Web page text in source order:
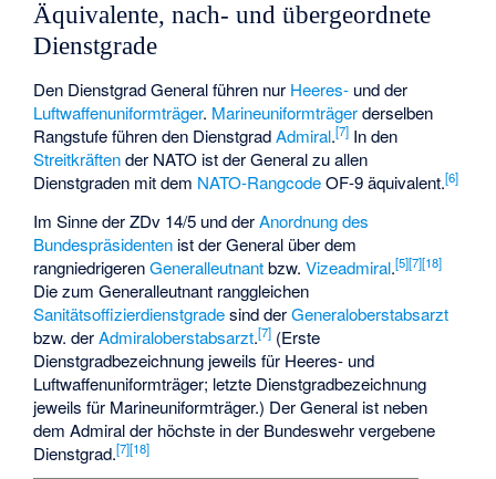
Äquivalente, nach- und übergeordnete
Dienstgrade
Den Dienstgrad General führen nur Heeres- und der
Luftwaffenuniformträger. Marineuniformträgerderselben
Rangstufe führen den DienstgradAdmiral.[7] In den
Streitkräftender NATO ist der General zu allen
Dienstgraden mit dem NATO-RangcodeOF-9 äquivalent.[6]
Im Sinne der ZDv 14/5 und derAnordnung des
Bundespräsidenten ist der General über dem
rangniedrigerenGeneralleutnantbzw.Vizeadmiral.[5][7][18]
Die zum Generalleutnant ranggleichen
Sanitätsoffizierdienstgradesind derGeneraloberstabsarzt
bzw. derAdmiraloberstabsarzt.[7] (Erste
Dienstgradbezeichnung jeweils für Heeres- und
Luftwaffenuniformträger; letzte Dienstgradbezeichnung
jeweils für Marineuniformträger.) Der General ist neben
dem Admiral der höchste in der Bundeswehr vergebene
Dienstgrad.[7][18]